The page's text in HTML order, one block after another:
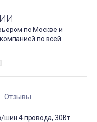
по Москве и
по всей
Отзывы
шин 4 провода, 30Вт.